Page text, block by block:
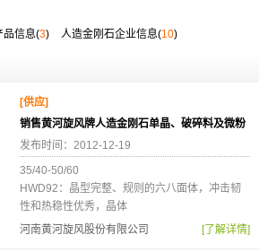
品信息(3) 人造金刚石企业信息(10)
[供应]
销售黄河旋风牌人造金刚石单晶、破碎料及微粉
发布时间：2012-12-19
35/40-50/60
HWD92：晶型完整、规则的六八面体，冲击韧
性和热稳性优秀，晶体
河南黄河旋风股份有限公司
[了解详情]